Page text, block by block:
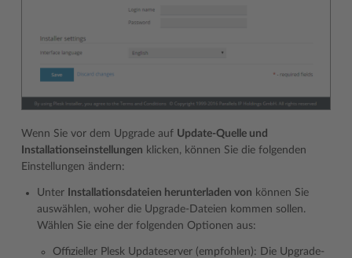
Wenn Sie vor dem Upgrade auf Update-Quelle und
Installationseinstellungen klicken, können Sie die folgenden
Einstellungen ändern:
Unter Installationsdateien herunterladen von können Sie
auswählen, woher die Upgrade-Dateien kommen sollen.
Wählen Sie eine der folgenden Optionen aus:
Offizieller Plesk Updateserver (empfohlen): Die Upgrade-